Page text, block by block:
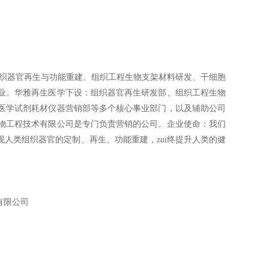
器官再生与功能重建、组织工程生物支架材料研发、干细胞
华雅再生医学下设：组织器官再生研发部、组织工程生物
试剂耗材仪器营销部等多个核心事业部门，以及辅助公司
程技术有限公司是专门负责营销的公司。企业使命：我们
类组织器官的定制、再生、功能重建，zui终提升人类的健
公司